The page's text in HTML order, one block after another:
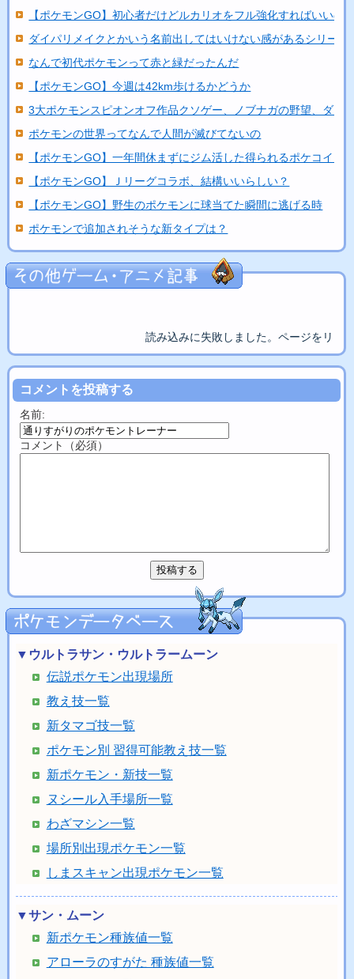
【ポケモンGO】初心者だけどルカリオをフル強化すればいいの
ダイパリメイクとかいう名前出してはいけない感があるシリーズ
なんで初代ポケモンって赤と緑だったんだ
【ポケモンGO】今週は42km歩けるかどうか
3大ポケモンスピオンオフ作品クソゲー、ノブナガの野望、ダッ...
ポケモンの世界ってなんで人間が滅びてないの
【ポケモンGO】一年間休まずにジム活した得られるポケコイン...
【ポケモンGO】Ｊリーグコラボ、結構いいらしい？
【ポケモンGO】野生のポケモンに球当てた瞬間に逃げる時
ポケモンで追加されそうな新タイプは？
読み込みに失敗しました。ページをリロ
コメントを投稿する
名前:
コメント（必須）
▼ウルトラサン・ウルトラームーン
伝説ポケモン出現場所
教え技一覧
新タマゴ技一覧
ポケモン別 習得可能教え技一覧
新ポケモン・新技一覧
ヌシール入手場所一覧
わざマシン一覧
場所別出現ポケモン一覧
しまスキャン出現ポケモン一覧
▼サン・ムーン
新ポケモン種族値一覧
アローラのすがた 種族値一覧